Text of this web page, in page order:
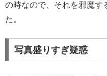
の時なので、それを邪魔す
た。
写真盛りすぎ疑惑